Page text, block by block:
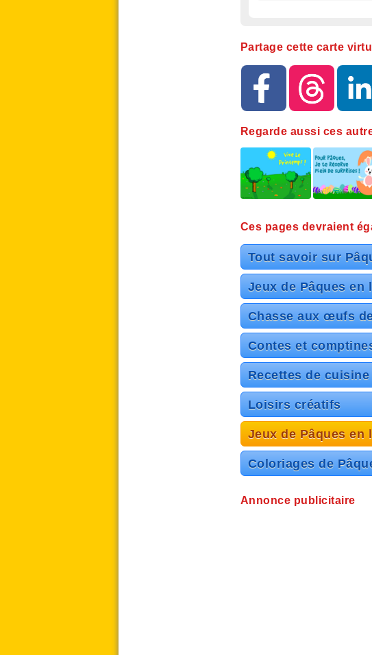
Partage cette carte
Regarde aussi ces
Ces pages devraient
Tout savoir sur
Jeux de Pâques en
Chasse aux œufs
Contes et
Recettes de cuisine
Loisirs créatifs
Jeux de Pâques en
Coloriages de
Annonce publicitaire